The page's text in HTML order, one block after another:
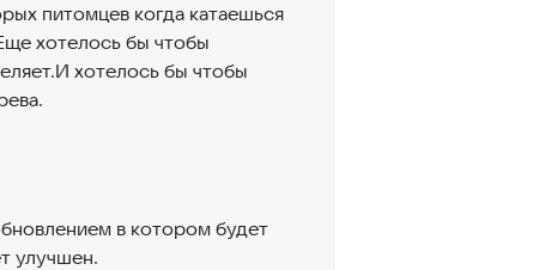
питомцев когда катаешься
хотелось бы чтобы
хотелось бы чтобы
в котором будет
улучшен.